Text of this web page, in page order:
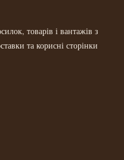
товарів і вантажів з
та корисні сторінки